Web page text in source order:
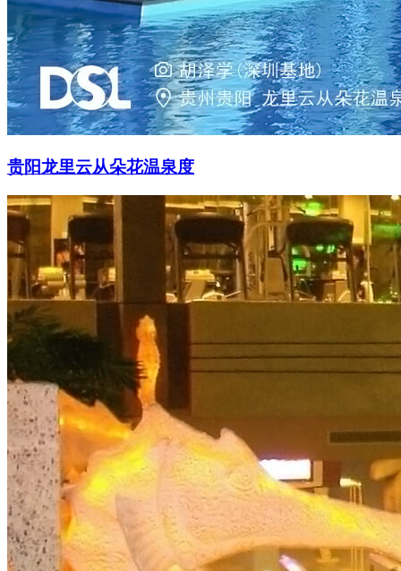
贵阳龙里云从朵花温泉度